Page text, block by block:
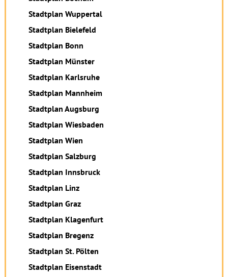
Stadtplan Wuppertal
Stadtplan Bielefeld
Stadtplan Bonn
Stadtplan Münster
Stadtplan Karlsruhe
Stadtplan Mannheim
Stadtplan Augsburg
Stadtplan Wiesbaden
Stadtplan Wien
Stadtplan Salzburg
Stadtplan Innsbruck
Stadtplan Linz
Stadtplan Graz
Stadtplan Klagenfurt
Stadtplan Bregenz
Stadtplan St. Pölten
Stadtplan Eisenstadt